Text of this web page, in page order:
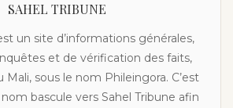
SAHEL TRIBUNE
un site d’informations générales,
et de vérification des faits,
Mali, sous le nom Phileingora. C’est
bascule vers Sahel Tribune afin